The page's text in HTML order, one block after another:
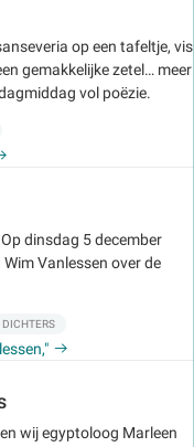
op een tafeltje, vis
gemakkelijke zetel… meer
vol poëzie.
dinsdag 5 december
Vanlessen over de
DICHTERS
wij egyptoloog Marleen